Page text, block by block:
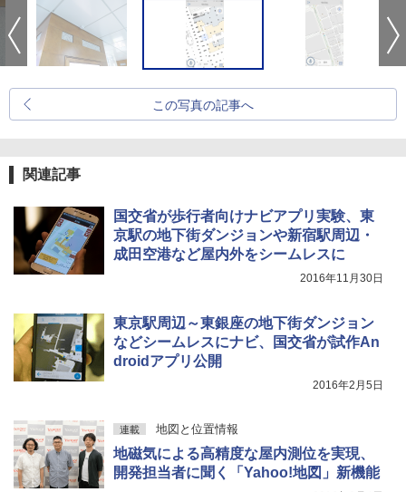
この写真の記事へ
関連記事
国交省が歩行者向けナビアプリ実験、東
京駅の地下街ダンジョンや新宿駅周辺・
成田空港など屋内外をシームレスに
2016年11月30日
東京駅周辺～東銀座の地下街ダンジョン
などシームレスにナビ、国交省が試作An
droidアプリ公開
2016年2月5日
連載 地図と位置情報
地磁気による高精度な屋内測位を実現、
開発担当者に聞く「Yahoo!地図」新機能